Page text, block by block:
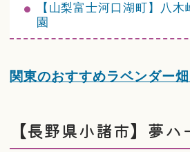
【山梨富士河口湖町】八
園
関東のおすすめラベンダー
【長野県小諸市】夢